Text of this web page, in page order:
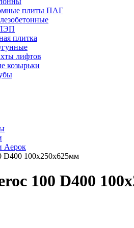
плиты ПАГ
плитка
лифтов
козырьки
Аерок
D400 100х250х625мм
100 D400